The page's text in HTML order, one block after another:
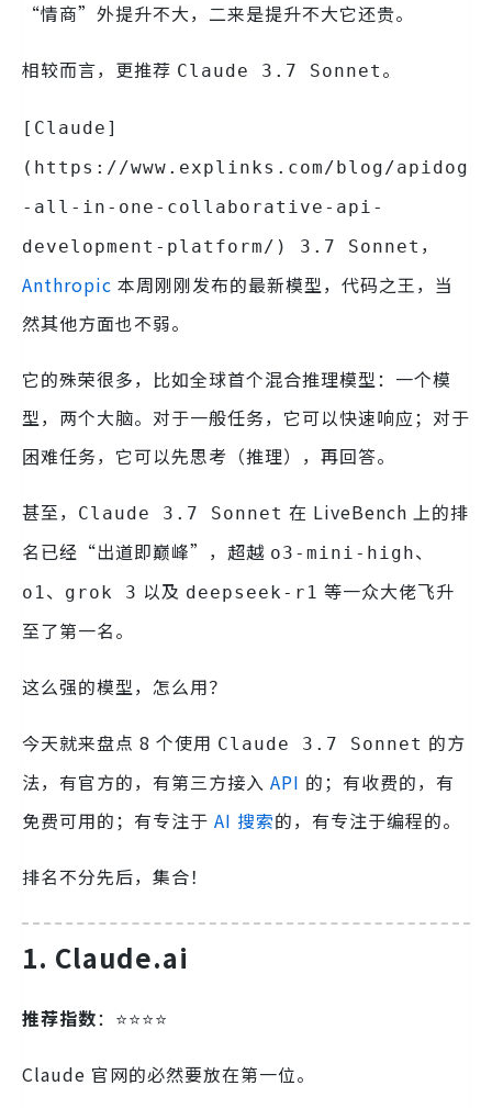
“情商”外提升不大，二来是提升不大它还贵。
相较而言，更推荐 Claude 3.7 Sonnet 。
[Claude]
(https://www.explinks.com/blog/apidog
-all-in-one-collaborative-api-
development-platform/) 3.7 Sonnet ，
Anthropic 本周刚刚发布的最新模型，代码之王，当
然其他方面也不弱。
它的殊荣很多，比如全球首个混合推理模型：一个模
型，两个大脑。对于一般任务，它可以快速响应；对于
困难任务，它可以先思考（推理），再回答。
甚至， Claude 3.7 Sonnet 在 LiveBench 上的排
名已经“出道即巅峰”，超越 o3-mini-high、
o1、 grok 3 以及 deepseek-r1 等一众大佬飞升
至了第一名。
这么强的模型，怎么用？
今天就来盘点 8 个使用 Claude 3.7 Sonnet 的方
法，有官方的，有第三方接入 API 的；有收费的，有
免费可用的；有专注于 AI 搜索的，有专注于编程的。
排名不分先后，集合！
1. Claude.ai
推荐指数：⭐️⭐️⭐️⭐️
Claude 官网的必然要放在第一位。